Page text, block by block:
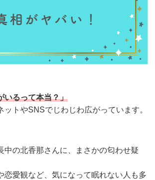
いるって本当？」
ットやSNSでじわじわ広がっています。
中の北香那さんに、まさかの匂わせ疑
恋愛観など、気になって眠れない人も多